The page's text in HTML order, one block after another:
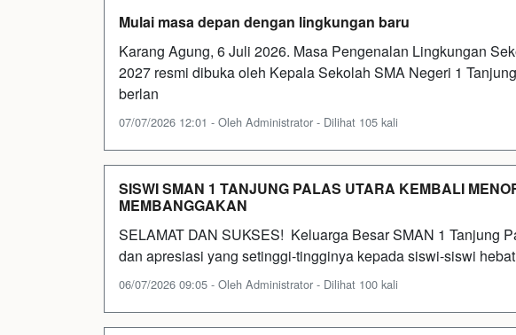
Mulai masa depan dengan lingkungan baru
Karang Agung, 6 Juli 2026. Masa Pengenalan Lingkungan
2027 resmi dibuka oleh Kepala Sekolah SMA Negeri 1
berlan
07/07/2026 12:01 - Oleh Administrator - Dilihat 105 kali
SISWI SMAN 1 TANJUNG PALAS UTARA KEMBALI
MEMBANGGAKAN
SELAMAT DAN SUKSES! Keluarga Besar SMAN 1 Tanjung
dan apresiasi yang setinggi-tingginya kepada siswi-siswi
06/07/2026 09:05 - Oleh Administrator - Dilihat 100 kali